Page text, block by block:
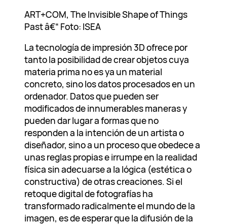
ART+COM, The Invisible Shape of Things
Past â€“ Foto: ISEA
La tecnología de impresión 3D ofrece por
tanto la posibilidad de crear objetos cuya
materia prima no es ya un material
concreto, sino los datos procesados en un
ordenador. Datos que pueden ser
modificados de innumerables maneras y
pueden dar lugar a formas que no
responden a la intención de un artista o
diseñador, sino a un proceso que obedece a
unas reglas propias e irrumpe en la realidad
física sin adecuarse a la lógica (estética o
constructiva) de otras creaciones. Si el
retoque digital de fotografías ha
transformado radicalmente el mundo de la
imagen, es de esperar que la difusión de la